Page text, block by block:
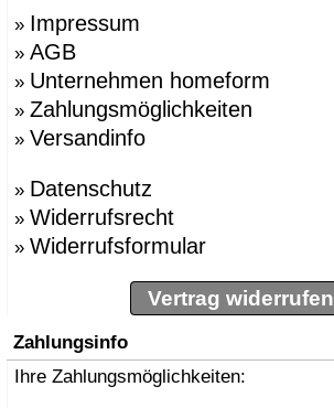
» Impressum
» AGB
» Unternehmen homeform
» Zahlungsmöglichkeiten
» Versandinfo
» Datenschutz
» Widerrufsrecht
» Widerrufsformular
Vertrag widerrufen
Zahlungsinfo
Ihre Zahlungsmöglichkeiten: